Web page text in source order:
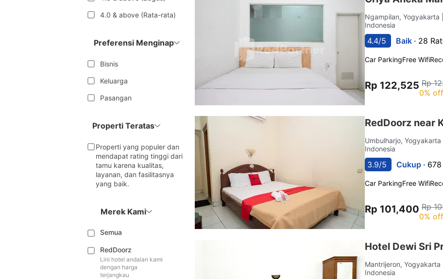
4.0 & above (Rata-rata)
Preferensi Menginap
Bisnis
Keluarga
Pasangan
Properti Teratas
Properti yang populer dan
mendapat rating tinggi dari
tamu karena kualitas,
layanan, dan fasilitasnya
yang baik.
Merek Kami
Semua
RedDoorz
Lini hotel andalan kami
dengan harga
terjangkau
Ngampilan, Yogyakarta
Indonesia
4.4/5 Baik · 28
Car ParkingFree Wifi
Rp 122,525 Rp
0% off
RedDoorz near
Umbulharjo, Yogyakarta
Indonesia
3.9/5 Cukup ·
Car ParkingFree Wifi
Rp 101,400 Rp
0% off
Hotel Dewi Sri
Mantrijeron, Yogyakarta
Indonesia